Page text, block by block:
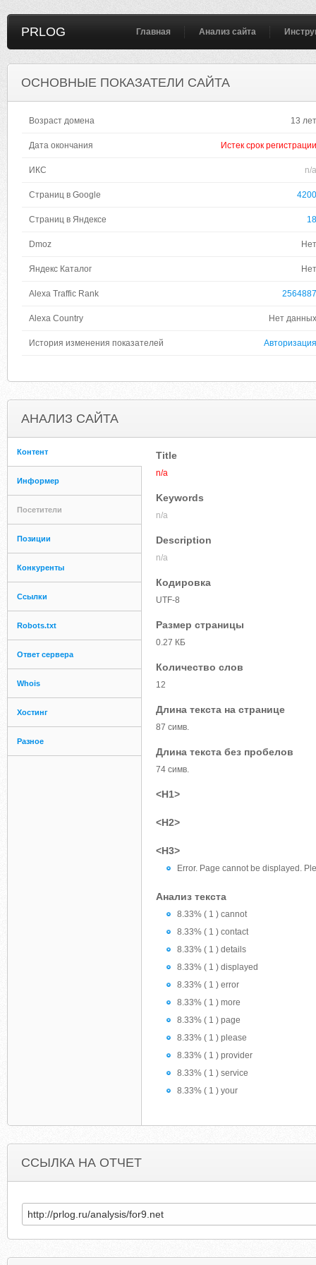
PRLOG Главная Анализ сайта
ОСНОВНЫЕ ПОКАЗАТЕЛИ САЙТА
Возраст домена 13 лет
Дата окончания Истек срок регистрации
ИКС n/a
Страниц в Google 4200
Страниц в Яндексе 18
Dmoz Нет
Яндекс Каталог Нет
Alexa Traffic Rank 2564887
Alexa Country Нет данных
История изменения показателей Авторизация
АНАЛИЗ САЙТА
Контент
Информер
Посетители
Позиции
Конкуренты
Ссылки
Robots.txt
Ответ сервера
Whois
Хостинг
Разное
Title
n/a
Keywords
n/a
Description
n/a
Кодировка
UTF-8
Размер страницы
0.27 КБ
Количество слов
12
Длина текста на странице
87 симв.
Длина текста без пробелов
74 симв.
<H1>
<H2>
<H3>
Error. Page cannot be displayed.
Анализ текста
8.33% ( 1 ) cannot
8.33% ( 1 ) contact
8.33% ( 1 ) details
8.33% ( 1 ) displayed
8.33% ( 1 ) error
8.33% ( 1 ) more
8.33% ( 1 ) page
8.33% ( 1 ) please
8.33% ( 1 ) provider
8.33% ( 1 ) service
8.33% ( 1 ) your
ССЫЛКА НА ОТЧЕТ